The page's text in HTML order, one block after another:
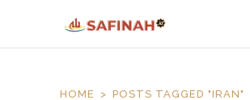
HOME POSTS TAGGED "IRAN"